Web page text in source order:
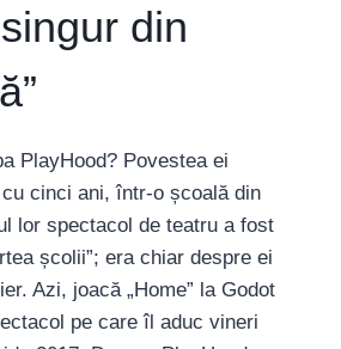
din
PlayHood? Povestea ei
cinci ani, într-o școală din
lor spectacol de teatru a fost
școlii”; era chiar despre ei
Azi, joacă „Home” la Godot
pe care îl aduc vineri